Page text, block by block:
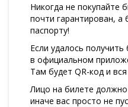
Никогда не покупайте
почти гарантирован, а
паспорту!
Если удалось
в официальном
Там будет QR-код и
Лицо на билете
иначе вас просто не